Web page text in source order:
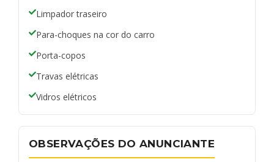
Limpador traseiro
Para-choques na cor do carro
Porta-copos
Travas elétricas
Vidros elétricos
OBSERVAÇÕES DO ANUNCIANTE